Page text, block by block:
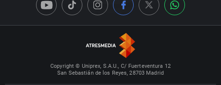
Copyright © Uniprex, S.A.U., C/ Fuerteventura 12
San Sebastián de los Reyes, 28703 Madrid